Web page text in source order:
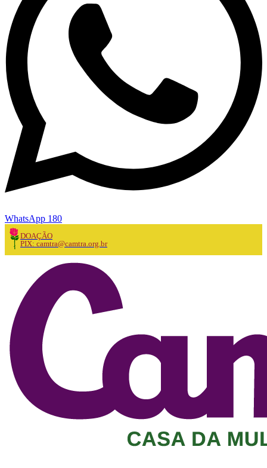
WhatsApp 180
DOAÇÃO
PIX: camtra@camtra.org.br